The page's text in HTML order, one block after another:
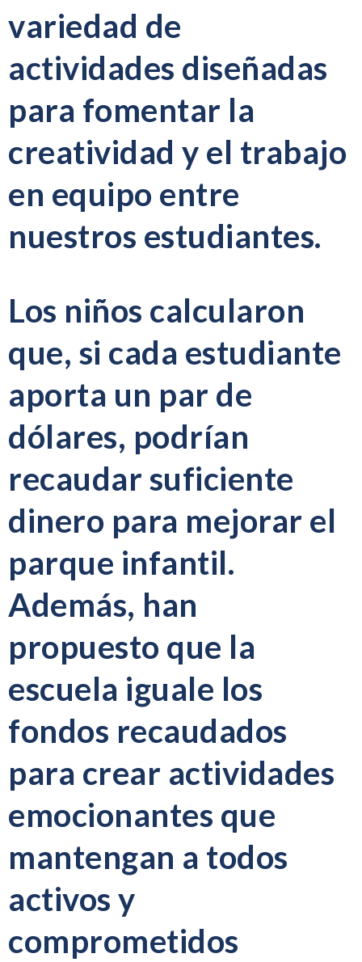
variedad de
actividades diseñadas
para fomentar la
creatividad y el trabajo
en equipo entre
nuestros estudiantes.
Los niños calcularon
que, si cada estudiante
aporta un par de
dólares, podrían
recaudar suficiente
dinero para mejorar el
parque infantil.
Además, han
propuesto que la
escuela iguale los
fondos recaudados
para crear actividades
emocionantes que
mantengan a todos
activos y
comprometidos